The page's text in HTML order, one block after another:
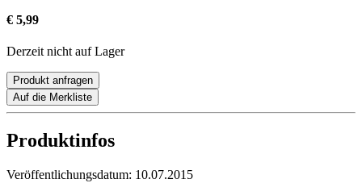
€ 5,99
Derzeit nicht auf Lager
Produkt anfragen
Auf die Merkliste
Produktinfos
Veröffentlichungsdatum: 10.07.2015